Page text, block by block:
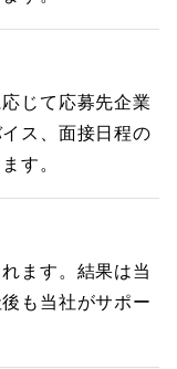
じて応募先企業
ス、面接日程の
す。
ます。結果は当
も当社がサポー